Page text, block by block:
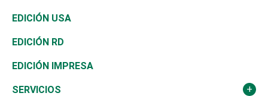
Reportajes
África
Ocenanía
Caribe
Resto del mundo
Vivienda
Telecom.
Global y variable
Economía personal
Buena Vida
Sociales
Novedades
Podcast Arte Libre
Ciclismo
Tenis
Olimpismo
Más deportes
En Directo
El Espía
Noticiero Poteleche
Columnistas
Tecnología
Historia
Martes de tecnología
Cambio climático
Economía
Revista
Deportes
Opinión
EDICIÓN USA
EDICIÓN RD
EDICIÓN IMPRESA
SERVICIOS